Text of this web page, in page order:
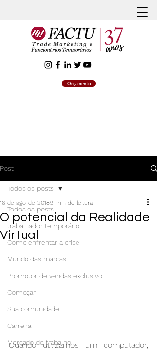
Orçamento
Post
Todos os posts
trabalhador temporário
Como enfrentar a crise
Mundo das marcas
Promotor de vendas exclusivo
Começar
Sua comunidade
Carreira
Mercado de trabalho
Todos os posts
O potencial da Realidade
Virtual
16 de ago. de 20182 min de leitura
Quando utilizamos um computador,